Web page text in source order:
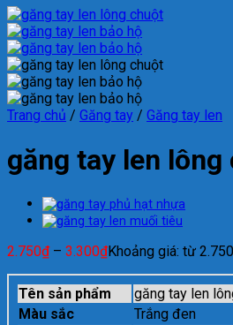
Trang chủ / Găng tay / Găng tay len
găng tay len lông
2.750₫ – 3.300₫Khoảng giá: từ
Tên sản phẩm
găng tay len
Màu sắc
Trắng đen